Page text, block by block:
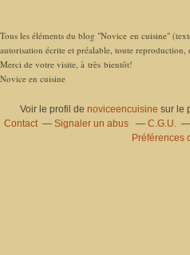
Tous les éléments du blog "Novice en cuisine"
autorisation écrite et préalable, toute
Merci de votre visite, à très bientôt!
Novice en cuisine
Voir le profil denoviceencuisine sur le
Contact
Signaler un abus C.G.U.
Préférences